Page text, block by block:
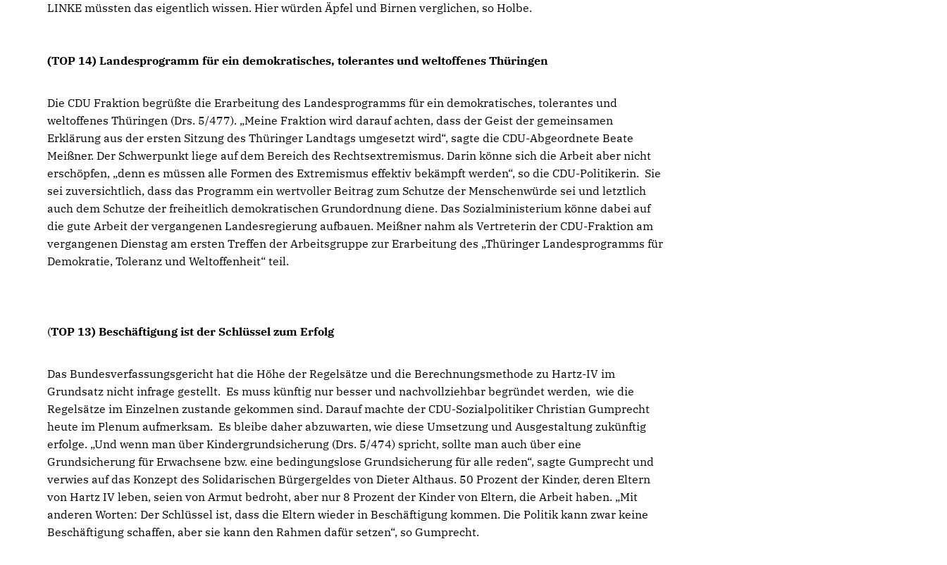
LINKE müssten das eigentlich wissen. Hier würden Äpfel und Birnen verglichen, so Holbe.
(TOP 14) Landesprogramm für ein demokratisches, tolerantes und weltoffenes Thüringen
Die CDU Fraktion begrüßte die Erarbeitung des Landesprogramms für ein demokratisches, tolerantes und
weltoffenes Thüringen (Drs. 5/477). „Meine Fraktion wird darauf achten, dass der Geist der gemeinsamen
Erklärung aus der ersten Sitzung des Thüringer Landtags umgesetzt wird“, sagte die CDU-Abgeordnete Beate
Meißner. Der Schwerpunkt liege auf dem Bereich des Rechtsextremismus. Darin könne sich die Arbeit aber nicht
erschöpfen, „denn es müssen alle Formen des Extremismus effektiv bekämpft werden“, so die CDU-Politikerin. Sie
sei zuversichtlich, dass das Programm ein wertvoller Beitrag zum Schutze der Menschenwürde sei und letztlich
auch dem Schutze der freiheitlich demokratischen Grundordnung diene. Das Sozialministerium könne dabei auf
die gute Arbeit der vergangenen Landesregierung aufbauen. Meißner nahm als Vertreterin der CDU-Fraktion am
vergangenen Dienstag am ersten Treffen der Arbeitsgruppe zur Erarbeitung des „Thüringer Landesprogramms für
Demokratie, Toleranz und Weltoffenheit“ teil.
(TOP 13) Beschäftigung ist der Schlüssel zum Erfolg
Das Bundesverfassungsgericht hat die Höhe der Regelsätze und die Berechnungsmethode zu Hartz-IV im
Grundsatz nicht infrage gestellt. Es muss künftig nur besser und nachvollziehbar begründet werden, wie die
Regelsätze im Einzelnen zustande gekommen sind. Darauf machte der CDU-Sozialpolitiker Christian Gumprecht
heute im Plenum aufmerksam. Es bleibe daher abzuwarten, wie diese Umsetzung und Ausgestaltung zukünftig
erfolge. „Und wenn man über Kindergrundsicherung (Drs. 5/474) spricht, sollte man auch über eine
Grundsicherung für Erwachsene bzw. eine bedingungslose Grundsicherung für alle reden“, sagte Gumprecht und
verwies auf das Konzept des Solidarischen Bürgergeldes von Dieter Althaus. 50 Prozent der Kinder, deren Eltern
von Hartz IV leben, seien von Armut bedroht, aber nur 8 Prozent der Kinder von Eltern, die Arbeit haben. „Mit
anderen Worten: Der Schlüssel ist, dass die Eltern wieder in Beschäftigung kommen. Die Politik kann zwar keine
Beschäftigung schaffen, aber sie kann den Rahmen dafür setzen“, so Gumprecht.